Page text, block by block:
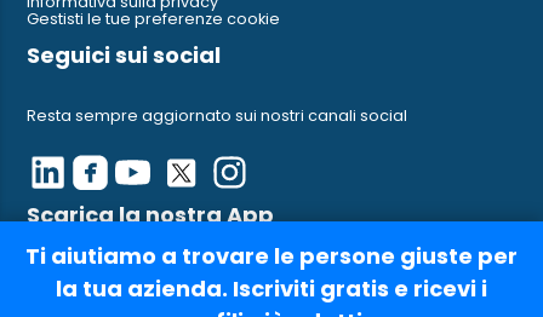
Ti aiutiamo a trovare le persone giuste per
la tua azienda. Iscriviti gratis e ricevi i
Gestisti le tue preferenze cookie
Seguici sui social
Resta sempre aggiornato sui nostri canali social
Scarica la nostra App
Ci trovi anche su AppleStore e su Google Play